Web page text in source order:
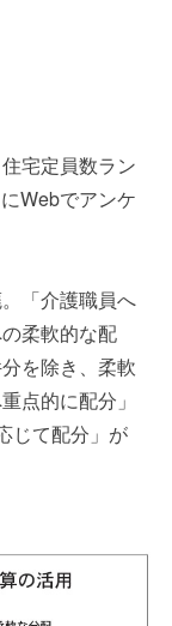
宅定員数ラン
Webでアンケ
「介護職員へ
柔軟的な配
を除き、柔軟
点的に配分」
じて配分」が